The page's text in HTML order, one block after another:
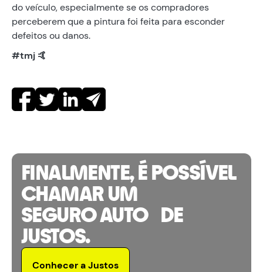
do veículo, especialmente se os compradores
perceberem que a pintura foi feita para esconder
defeitos ou danos.
#tmj 🤙
FINALMENTE, É POSSÍVEL
CHAMAR UM
SEGURO AUTO DE
JUSTOS.
Conhecer a Justos